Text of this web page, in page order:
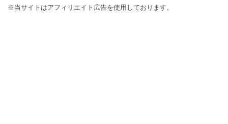
※当サイトはアフィリエイト広告を使用しております。